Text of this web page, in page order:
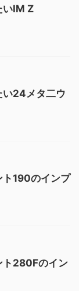
いIM Z
い24メタ二ウ
ト190のインプ
ト280Fのイン